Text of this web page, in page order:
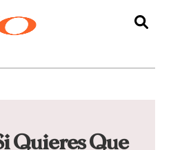
Quieres Que